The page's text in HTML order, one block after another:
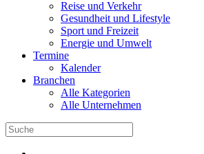
Reise und Verkehr
Gesundheit und Lifestyle
Sport und Freizeit
Energie und Umwelt
Termine
Kalender
Branchen
Alle Kategorien
Alle Unternehmen